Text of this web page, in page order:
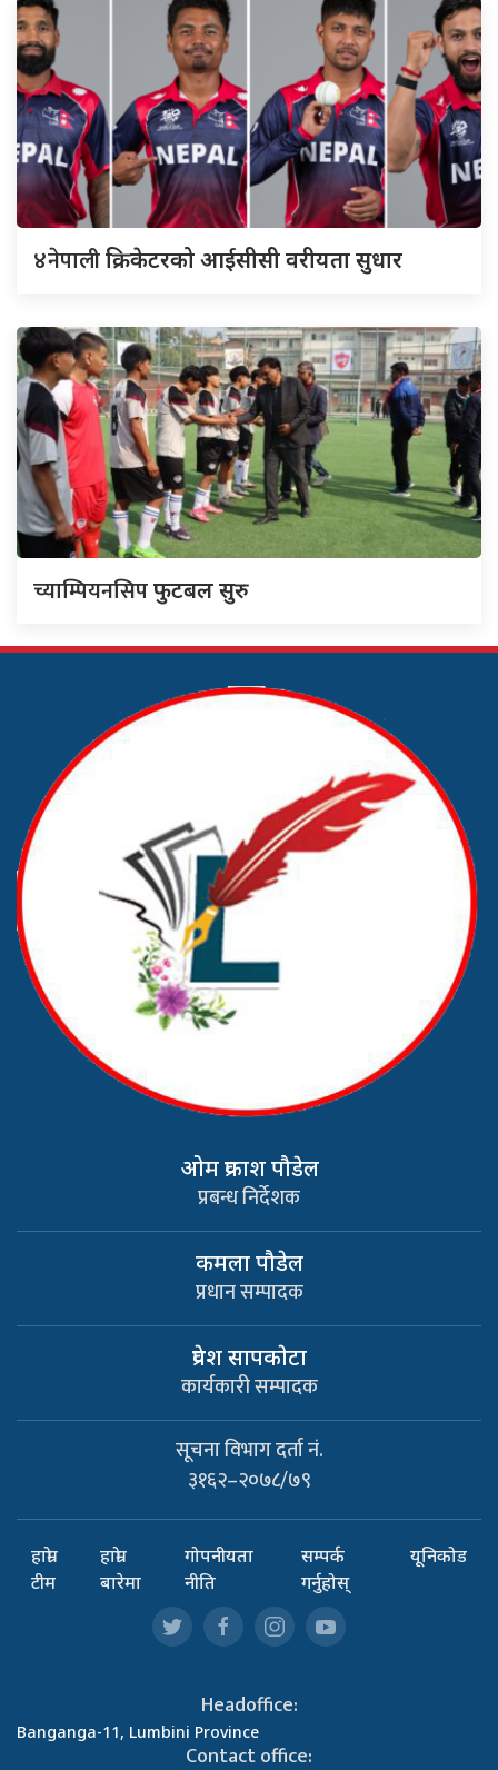
४नेपालीक्रिकेटरको आईसीसी वरीयता सुधार
च्याम्पियनसिपफुटबल सुरु
ओम प्रकाश पौडेल
प्रबन्ध निर्देशक
कमला पौडेल
प्रधान सम्पादक
प्रवेश सापकाेटा
कार्यकारी सम्पादक
सूचना विभाग दर्ता नं.
३१६२–२०७८/७९
हाम्रो
टीम
हाम्रो
बारेमा
गोपनीयता
नीति
सम्पर्क
गर्नुहोस्
यूनिकोड
Headoffice:
Banganga-11, Lumbini Province
Contact office: